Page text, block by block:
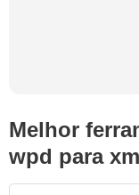
Melhor
wpd para